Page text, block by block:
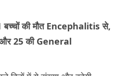
बच्चों की मौत Encephalitis से,
25 की General